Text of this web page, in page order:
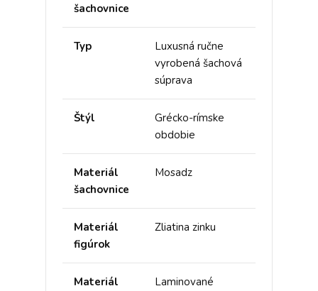
šachovnice
Typ
Luxusná ručne
vyrobená šachová
súprava
Štýl
Grécko-rímske
obdobie
Materiál
šachovnice
Mosadz
Materiál
figúrok
Zliatina zinku
Materiál
Laminované